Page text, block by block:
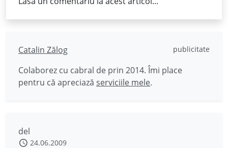
Catalin Zălog publicitate
Colaborez cu cabral de prin 2014. Îmi place
pentru că apreciază serviciile mele.
del
24.06.2009